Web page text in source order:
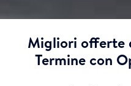
Migliori offerte
Termine con